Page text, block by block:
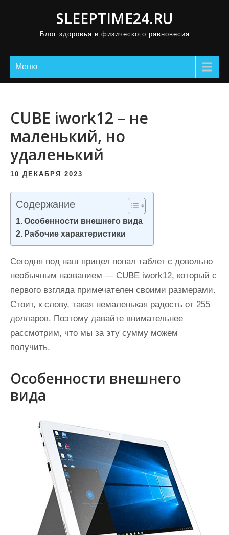
SLEEPTIME24.RU
Блог здоровья и физического равновесия
Меню
CUBE iwork12 – не
маленький, но
удаленький
10 ДЕКАБРЯ 2023
Содержание
Особенности внешнего вида
Рабочие характеристики
Сегодня под наш прицел попал таблет с довольно
необычным названием — CUBE iwork12, который с
первого взгляда примечателен своими размерами.
Стоит, к слову, такая немаленькая радость от 255
долларов. Поэтому давайте внимательнее
рассмотрим, что мы за эту сумму можем
получить.
Особенности внешнего
вида